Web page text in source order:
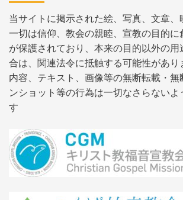
当サイトに掲示された絵、写真、文章、
一切は信仰、教会の親睦、宣教の目的に
が保護されており、本来の目的以外の
合は、関連法令に抵触する可能性があり
内容、テキスト、画像等の無断転載・無
ンショット等の行為は一切なさらないよ
す